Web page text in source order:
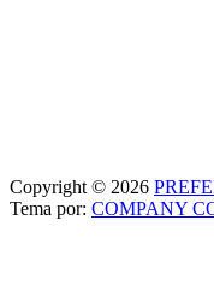
Copyright © 2026
Tema por: COMPANY